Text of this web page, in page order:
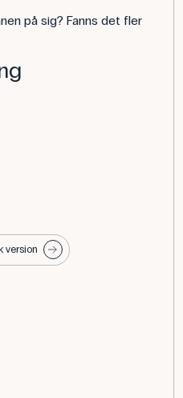
på sig? Fanns det fler
version